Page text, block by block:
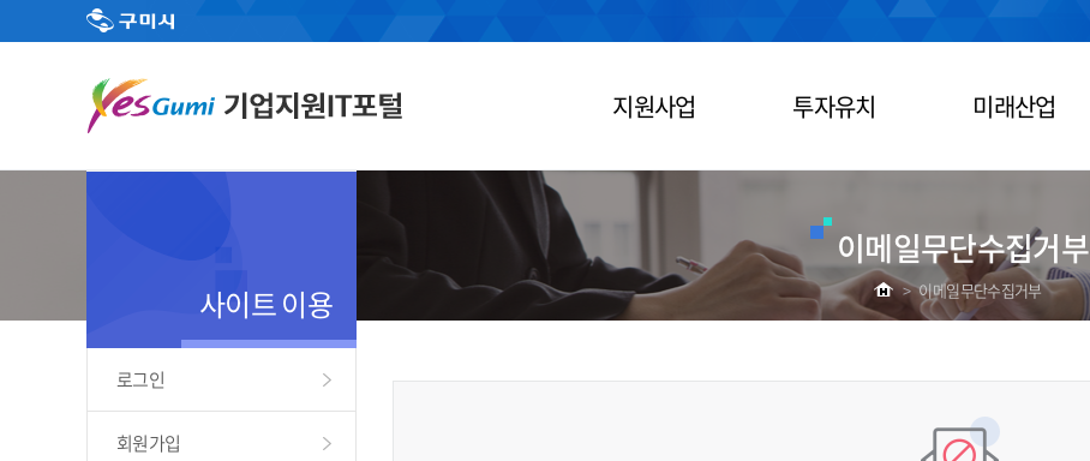
지원사업 투자유치 미래산업
이메일무단수집거부
> 이메일무단수집거부
사이트 이용
로그인
회원가입